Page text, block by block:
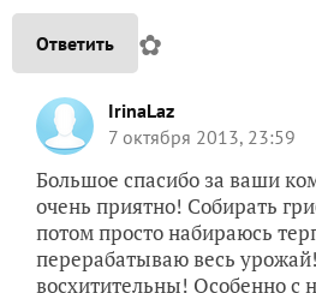
Ответить ✿
IrinaLaz
7 октября 2013, 23:59
Большое спасибо за ваши
очень приятно! Собирать
потом просто набираюсь
перерабатываю весь
восхитительны! Особенно с